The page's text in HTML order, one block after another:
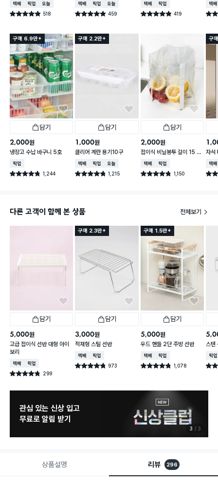
택배배송매장픽업오늘배송
별점 4.9점 518
건 작성
택배배송매장픽업오늘배송
별점 4.9점 459
건 작성
택배배송매장픽업
별점 4.9점 419
건 작성
택배
별점
구매 6.9만+
담기
2,000원
냉장고 수납 바구니 5호
매장픽업
별점 4.8점 1,244
건 작성
구매 2.2만+
담기
1,000원
클리어 계란 용기10구
택배배송매장픽업오늘배송
별점 4.8점 1,215
건 작성
담기
2,000원
접이식 비닐봉투 걸이 15 X
16.5 cm
택배배송매장픽업
별점 4.8점 1,150
건 작성
구
자석
5
택배
별점
다른 고객이 함께 본 상품 전체보기
담기
5,000원
고급 접이식 선반 대형 아이
보리
택배배송매장픽업
별점 4.8점 299
건 작성
구매 2.3만+
담기
3,000원
적재형 스틸 선반
택배배송매장픽업
별점 4.8점 973
건 작성
구매 1.5만+
담기
5,000원
우드 핸들 2단 주방 선반
택배배송매장픽업
별점 4.8점 1,078
건 작성
스
매장
별점
관심 있는 신상 입고
무료로 알림 받기
3 3
상품설명 리뷰 296